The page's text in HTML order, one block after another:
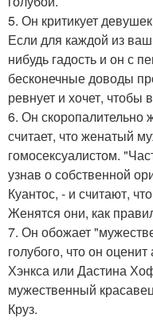
5. Он критикует
Если для каждой из
нибудь гадость и он с
бесконечные доводы
ревнует и хочет,
6. Он скоропалительно
считает, что женатый
гомосексуалистом.
узнав о собственной
Куантос, - и считают,
Женятся они, как
7. Он обожает
голубого, что он
Хэнкса или Дастина
мужественный
Круз.